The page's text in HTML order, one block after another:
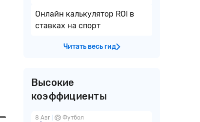
Онлайн калькулятор ROI в
ставках на спорт
Читать весь гид
Высокие
коэффициенты
8 Авг Футбол